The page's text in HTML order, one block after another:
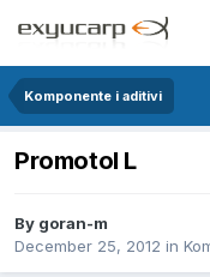
Komponente i aditivi
Promotol L
By goran-m
December 25, 2012 in